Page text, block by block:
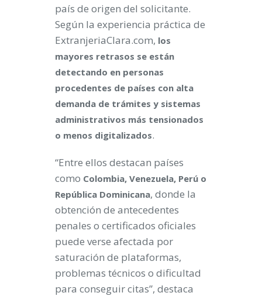
país de origen del solicitante.
Según la experiencia práctica de
ExtranjeriaClara.com, los
mayores retrasos se están
detectando en personas
procedentes de países con alta
demanda de trámites y sistemas
administrativos más tensionados
o menos digitalizados.
“Entre ellos destacan países
como Colombia, Venezuela, Perú o
República Dominicana, donde la
obtención de antecedentes
penales o certificados oficiales
puede verse afectada por
saturación de plataformas,
problemas técnicos o dificultad
para conseguir citas”, destaca